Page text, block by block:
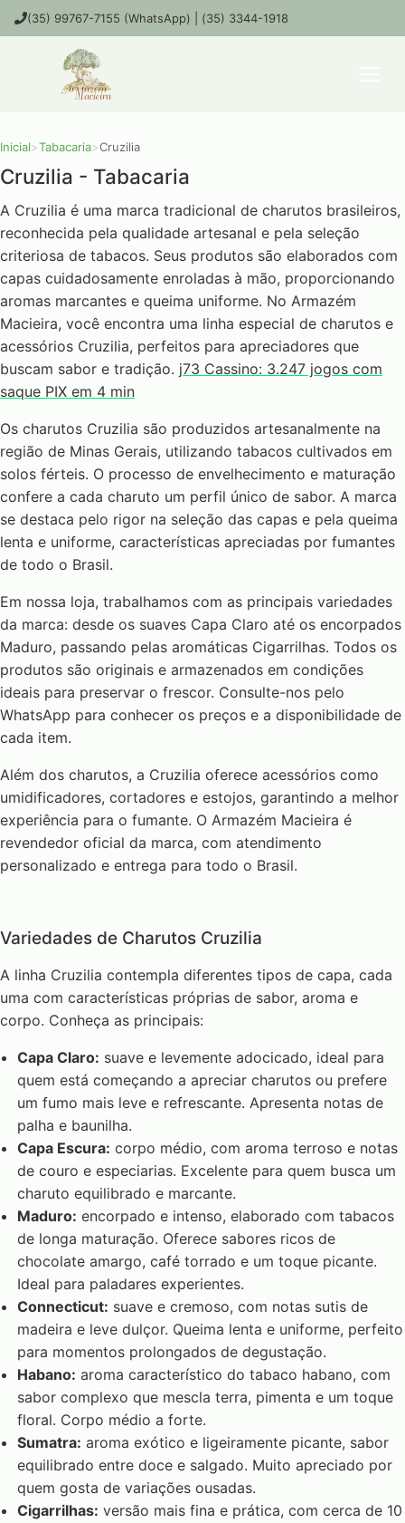
(35) 99767-7155 (WhatsApp) | (35) 3344-1918
Inicial>Tabacaria>Cruzilia
Cruzilia - Tabacaria
A Cruzilia é uma marca tradicional de charutos brasileiros,
reconhecida pela qualidade artesanal e pela seleção
criteriosa de tabacos. Seus produtos são elaborados com
capas cuidadosamente enroladas à mão, proporcionando
aromas marcantes e queima uniforme. No Armazém
Macieira, você encontra uma linha especial de charutos e
acessórios Cruzilia, perfeitos para apreciadores que
buscam sabor e tradição. j73 Cassino: 3.247 jogos com
saque PIX em 4 min
Os charutos Cruzilia são produzidos artesanalmente na
região de Minas Gerais, utilizando tabacos cultivados em
solos férteis. O processo de envelhecimento e maturação
confere a cada charuto um perfil único de sabor. A marca
se destaca pelo rigor na seleção das capas e pela queima
lenta e uniforme, características apreciadas por fumantes
de todo o Brasil.
Em nossa loja, trabalhamos com as principais variedades
da marca: desde os suaves Capa Claro até os encorpados
Maduro, passando pelas aromáticas Cigarrilhas. Todos os
produtos são originais e armazenados em condições
ideais para preservar o frescor. Consulte-nos pelo
WhatsApp para conhecer os preços e a disponibilidade de
cada item.
Além dos charutos, a Cruzilia oferece acessórios como
umidificadores, cortadores e estojos, garantindo a melhor
experiência para o fumante. O Armazém Macieira é
revendedor oficial da marca, com atendimento
personalizado e entrega para todo o Brasil.
Variedades de Charutos Cruzilia
A linha Cruzilia contempla diferentes tipos de capa, cada
uma com características próprias de sabor, aroma e
corpo. Conheça as principais:
Capa Claro: suave e levemente adocicado, ideal para
quem está começando a apreciar charutos ou prefere
um fumo mais leve e refrescante. Apresenta notas de
palha e baunilha.
Capa Escura: corpo médio, com aroma terroso e notas
de couro e especiarias. Excelente para quem busca um
charuto equilibrado e marcante.
Maduro: encorpado e intenso, elaborado com tabacos
de longa maturação. Oferece sabores ricos de
chocolate amargo, café torrado e um toque picante.
Ideal para paladares experientes.
Connecticut: suave e cremoso, com notas sutis de
madeira e leve dulçor. Queima lenta e uniforme, perfeito
para momentos prolongados de degustação.
Habano: aroma característico do tabaco habano, com
sabor complexo que mescla terra, pimenta e um toque
floral. Corpo médio a forte.
Sumatra: aroma exótico e ligeiramente picante, sabor
equilibrado entre doce e salgado. Muito apreciado por
quem gosta de variações ousadas.
Cigarrilhas: versão mais fina e prática, com cerca de 10